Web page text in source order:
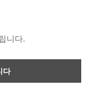
니다.
다